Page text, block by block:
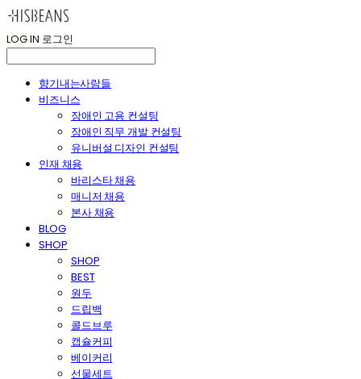
LOG IN 로그인
향기내는사람들
비즈니스
장애인 고용 컨설팅
장애인 직무 개발 컨설팅
유니버설 디자인 컨설팅
인재 채용
바리스타 채용
매니저 채용
본사 채용
BLOG
SHOP
SHOP
BEST
원두
드립백
콜드브루
캡슐커피
베이커리
선물세트